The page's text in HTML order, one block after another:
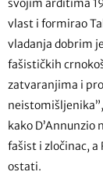
svojim arditima
vlast i formirao
vladanja dobrim
fašističkih
zatvaranjima i
kako
fašist i zločinac, a
ostati.